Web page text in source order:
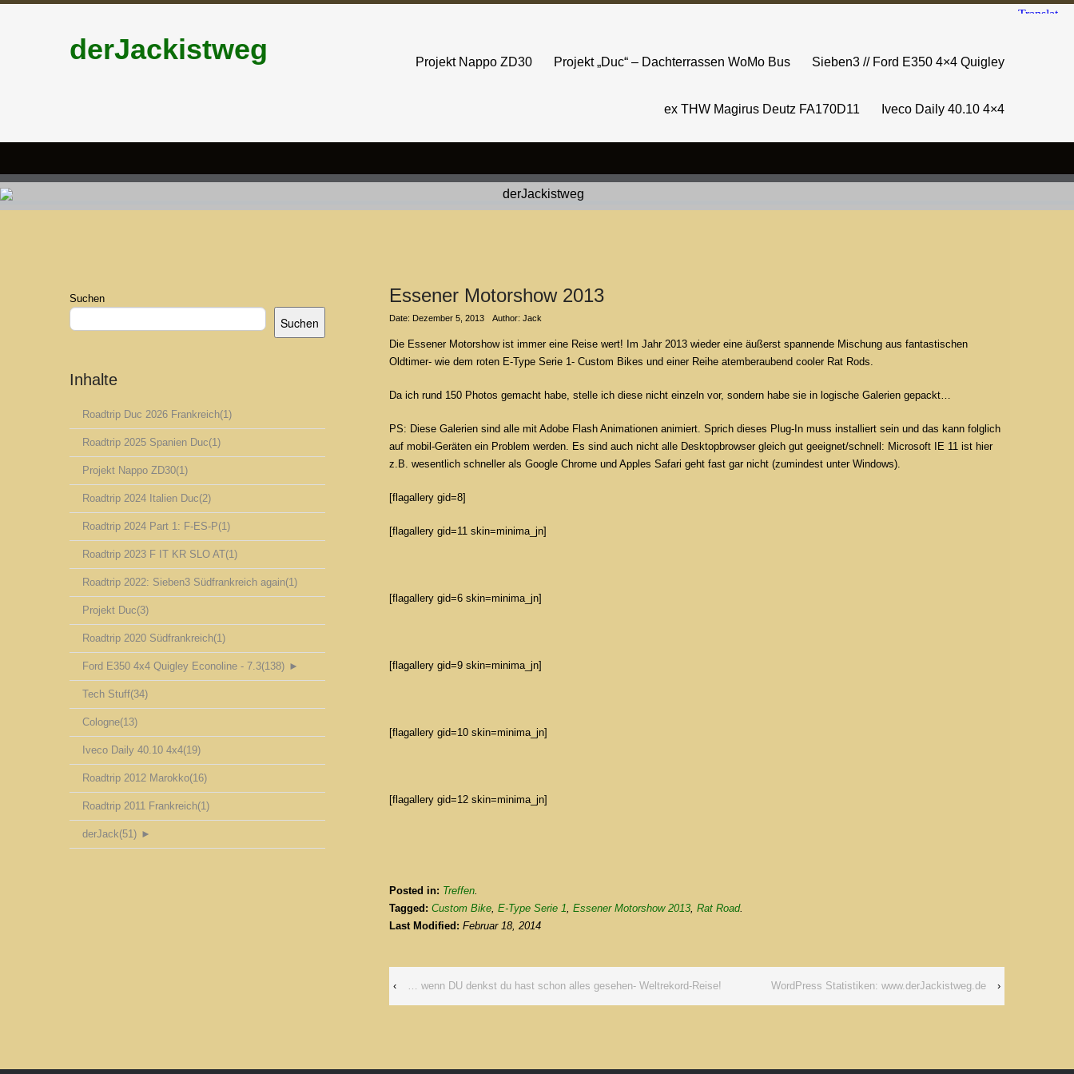
derJackistweg Projekt Nappo ZD30 Projekt „Duc“ – Dachterrassen WoMo Bus Sieben3 // Ford E350 4×4 Quigley
ex THW Magirus Deutz FA170D11 Iveco Daily 40.10 4×4
Suchen
Suchen
Inhalte
Roadtrip Duc 2026 Frankreich(1)
Roadtrip 2025 Spanien Duc(1)
Projekt Nappo ZD30(1)
Roadtrip 2024 Italien Duc(2)
Roadtrip 2024 Part 1: F-ES-P(1)
Roadtrip 2023 F IT KR SLO AT(1)
Roadtrip 2022: Sieben3 Südfrankreich again(1)
Projekt Duc(3)
Roadtrip 2020 Südfrankreich(1)
Ford E350 4x4 Quigley Econoline - 7.3(138) ►
Tech Stuff(34)
Cologne(13)
Iveco Daily 40.10 4x4(19)
Roadtrip 2012 Marokko(16)
Roadtrip 2011 Frankreich(1)
derJack(51) ►
Essener Motorshow 2013
Date: Dezember 5, 2013 Author: Jack
Die Essener Motorshow ist immer eine Reise wert! Im Jahr 2013 wieder eine äußerst spannende Mischung aus fantastischen
Oldtimer- wie dem roten E-Type Serie 1- Custom Bikes und einer Reihe atemberaubend cooler Rat Rods.
Da ich rund 150 Photos gemacht habe, stelle ich diese nicht einzeln vor, sondern habe sie in logische Galerien gepackt…
PS: Diese Galerien sind alle mit Adobe Flash Animationen animiert. Sprich dieses Plug-In muss installiert sein und das kann folglich
auf mobil-Geräten ein Problem werden. Es sind auch nicht alle Desktopbrowser gleich gut geeignet/schnell: Microsoft IE 11 ist hier
z.B. wesentlich schneller als Google Chrome und Apples Safari geht fast gar nicht (zumindest unter Windows).
[flagallery gid=8]
[flagallery gid=11 skin=minima_jn]
[flagallery gid=6 skin=minima_jn]
[flagallery gid=9 skin=minima_jn]
[flagallery gid=10 skin=minima_jn]
[flagallery gid=12 skin=minima_jn]
Posted in: Treffen.
Tagged: Custom Bike, E-Type Serie 1, Essener Motorshow 2013, Rat Road.
Last Modified: Februar 18, 2014
‹ … wenn DU denkst du hast schon alles gesehen- Weltrekord-Reise! WordPress Statistiken: www.derJackistweg.de ›